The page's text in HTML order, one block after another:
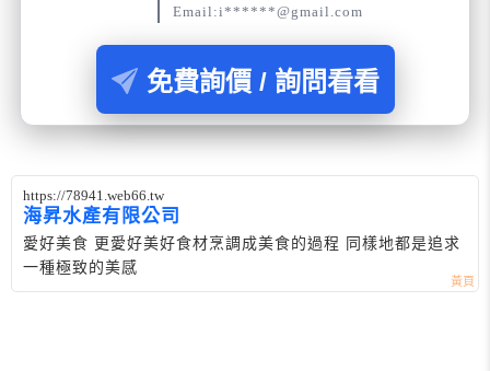
Email:i******@gmail.com
免費詢價 / 詢問看看
https://78941.web66.tw
海昇水產有限公司
愛好美食 更愛好美好食材烹調成美食的過程 同樣地都是追求
一種極致的美感